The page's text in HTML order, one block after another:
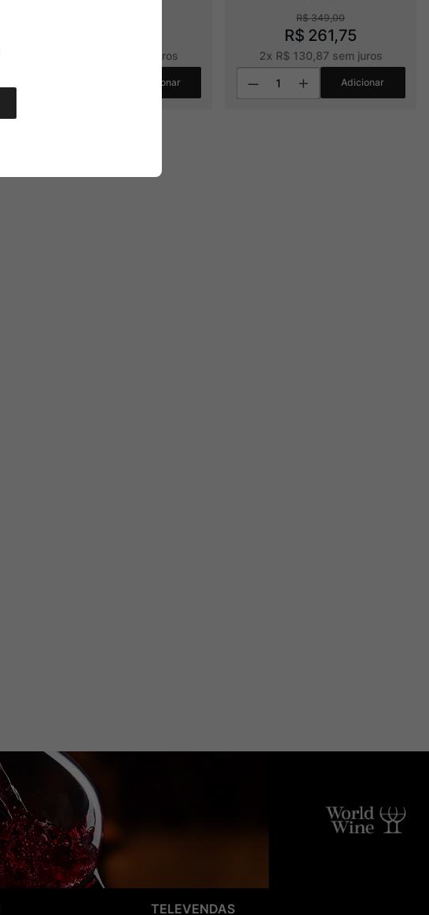
sem juros
Adicionar
R$ 349,00
R$ 261,75
2x R$ 130 87 sem juros
Adicionar
TELEVENDAS